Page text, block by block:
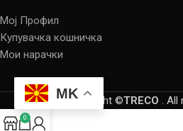
Мој Профил
Купувачка кошничка
Мои нарачки
Copyright ©TRECO . All
MK
0